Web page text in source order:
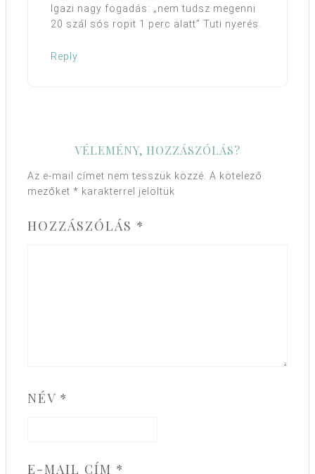
Igazi nagy fogadás: „nem tudsz megenni
20 szál sós ropit 1 perc alatt” Tuti nyerés.
Reply
VÉLEMÉNY, HOZZÁSZÓLÁS?
Az e-mail címet nem tesszük közzé. A kötelező
mezőket * karakterrel jelöltük
HOZZÁSZÓLÁS *
NÉV *
E-MAIL CÍM *